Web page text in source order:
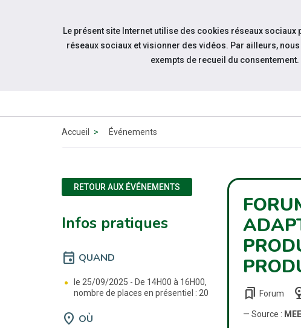
Aller au contenu
Accueil Événements
bookmarks Forum
— Source : MEE
RETOUR AUX ÉVÉNEMENTS
Infos pratiques
event QUAND
le 25/09/2025 - De 14H00 à 16H00,
nombre de places en présentiel : 20
location_on OÙ
Le présent site Internet utilise des cookies réseaux
réseaux sociaux et visionner des vidéos. Par ailleurs,
exempts de recueil du